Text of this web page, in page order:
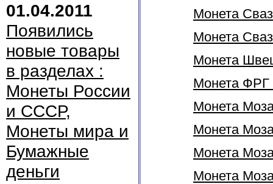
01.04.2011
Появились
новые товары
в разделах :
Монеты России
и СССР,
Монеты мира и
Бумажные
деньги
Монета
Монета
Монета
Монета ФРГ
Монета
Монета
Монета
Монета